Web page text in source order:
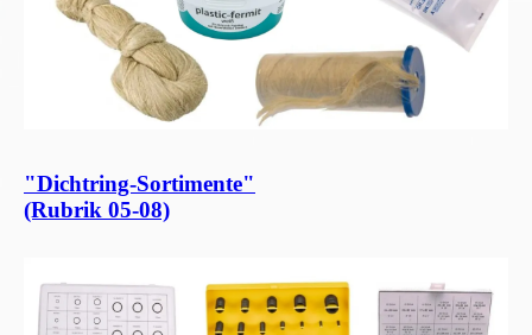
"Dichtring-Sortimente"
(Rubrik 05-08)